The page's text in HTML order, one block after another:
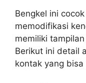
Bengkel ini
memodifikasi
memiliki
Berikut ini detail
kontak yang